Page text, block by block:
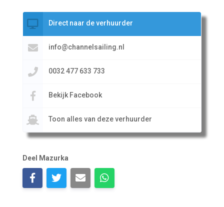
Direct naar de verhuurder
info@channelsailing.nl
0032 477 633 733
Bekijk Facebook
Toon alles van deze verhuurder
Deel Mazurka